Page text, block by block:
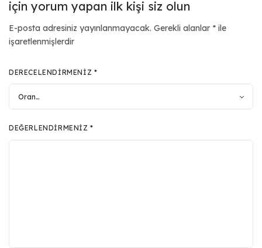
için yorum yapan ilk kişi siz olun
E-posta adresiniz yayınlanmayacak. Gerekli alanlar * ile
işaretlenmişlerdir
DERECELENDIRMENIZ *
DEĞERLENDIRMENIZ*